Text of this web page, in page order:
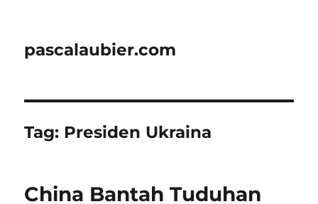
pascalaubier.com
Tag: Presiden Ukraina
China Bantah Tuduhan